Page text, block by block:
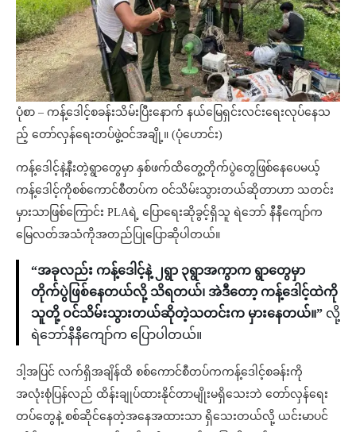
ပုံစာ – ကန့်ဒေါင့်စခန်းသိမ်းပြီးနောက် နယ်မြေရှင်းလင်းရေးလုပ်နေသ
ည့် တော်လှန်ရေးတပ်ဖွဲ့ဝင်အချို့။ (ပုံဟောင်း)
ကန့်ဒေါင့်နဲ့နီးတဲ့ရွာတွေမှာ နှစ်ဖက်ထိတွေ့တိုက်ပွဲတွေဖြစ်နေပေမယ့်
ကန့်ဒေါင့်ကိုစစ်ကောင်စီတပ်က ဝင်သိမ်းသွားတယ်ဆိုတာဟာ သတင်း
မှားသာဖြစ်ကြောင်း PLAရဲ့ ပြောရေးဆိုခွင့်ရှိသူ ရဲဘော် နီနီကျော်က
မြေလတ်အသံကိုအတည်ပြုပြောဆိုပါတယ်။
“အခုလည်း ကန့်ဒေါင့်နဲ့ ၂ရွာ ၃ရွာအကွာက ရွာတွေမှာ
တိုက်ပွဲဖြစ်နေတယ်လို့ သိရတယ်၊ အဲဒီတော့ ကန့်ဒေါင့်ထဲကို
သူတို့ ဝင်သိမ်းသွားတယ်ဆိုတဲ့သတင်းက မှားနေတယ်။” လို့
ရဲဘော်နီနီကျော်က ပြောပါတယ်။
ဒါ့အပြင် လက်ရှိအချိန်ထိ စစ်ကောင်စီတပ်ကကန့်ဒေါင့်စခန်းကို
အလုံးစုံပြန်လည် ထိန်းချုပ်ထားနိုင်တာမျိုးမရှိသေးဘဲ တော်လှန်ရေး
တပ်တွေနဲ့ စစ်ဆိုင်နေတဲ့အနေအထားသာ ရှိသေးတယ်လို့ ယင်းမာပင်